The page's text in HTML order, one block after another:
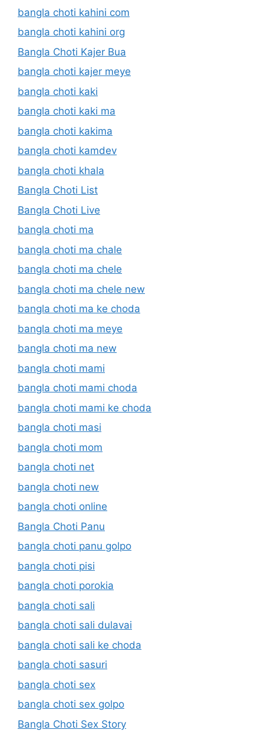
bangla choti kahini com
bangla choti kahini org
Bangla Choti Kajer Bua
bangla choti kajer meye
bangla choti kaki
bangla choti kaki ma
bangla choti kakima
bangla choti kamdev
bangla choti khala
Bangla Choti List
Bangla Choti Live
bangla choti ma
bangla choti ma chale
bangla choti ma chele
bangla choti ma chele new
bangla choti ma ke choda
bangla choti ma meye
bangla choti ma new
bangla choti mami
bangla choti mami choda
bangla choti mami ke choda
bangla choti masi
bangla choti mom
bangla choti net
bangla choti new
bangla choti online
Bangla Choti Panu
bangla choti panu golpo
bangla choti pisi
bangla choti porokia
bangla choti sali
bangla choti sali dulavai
bangla choti sali ke choda
bangla choti sasuri
bangla choti sex
bangla choti sex golpo
Bangla Choti Sex Story